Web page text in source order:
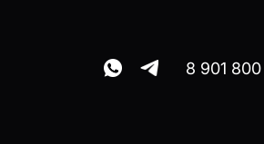
8 901